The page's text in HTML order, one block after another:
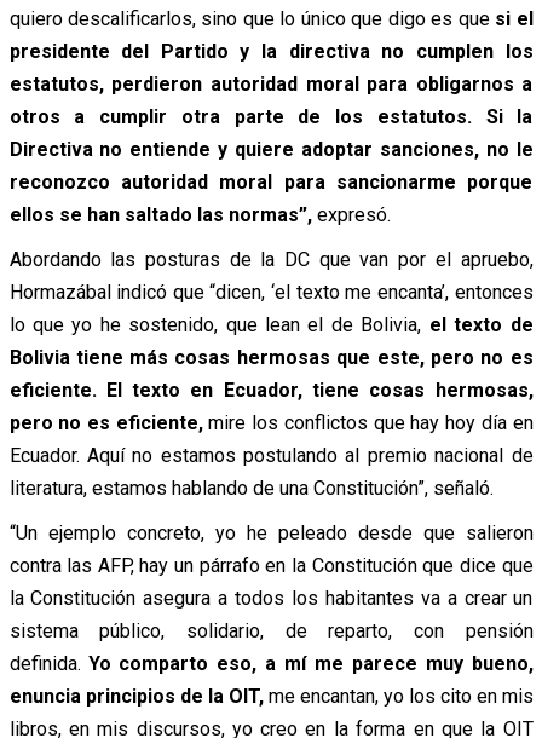
quiero descalificarlos, sino que lo único que digo es quesi el
presidente del Partido y la directiva no cumplen los
estatutos, perdieron autoridad moral para obligarnos a
otros a cumplir otra parte de los estatutos. Si la
Directiva no entiende y quiere adoptar sanciones, no le
reconozco autoridad moral para sancionarme porque
ellos se han saltado las normas”, expresó.
Abordando las posturas de la DC que van por el apruebo,
Hormazábal indicó que “dicen, ‘el texto me encanta’, entonces
lo que yo he sostenido, que lean el de Bolivia, el texto de
Bolivia tiene más cosas hermosas que este, pero no es
eficiente. El texto en Ecuador, tiene cosas hermosas,
pero no es eficiente,mire los conflictos que hay hoy día en
Ecuador. Aquí no estamos postulando al premio nacional de
literatura, estamos hablando de una Constitución”, señaló.
“Un ejemplo concreto, yo he peleado desde que salieron
contra las AFP, hay un párrafo en la Constitución que dice que
la Constitución asegura a todos los habitantes va a crear un
sistema público, solidario, de reparto, con pensión
definida. Yo comparto eso, a mí me parece muy bueno,
enuncia principios de la OIT,me encantan, yo los cito en mis
libros, en mis discursos, yo creo en la forma en que la OIT